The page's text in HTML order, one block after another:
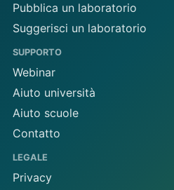
Pubblica un laboratorio
Suggerisci un laboratorio
SUPPORTO
Webinar
Aiuto università
Aiuto scuole
Contatto
LEGALE
Privacy